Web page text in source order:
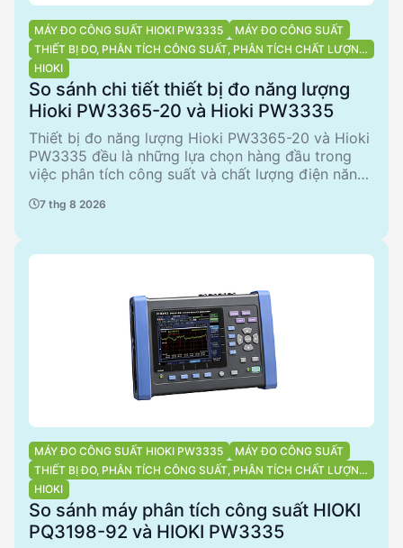
MÁY ĐO CÔNG SUẤT HIOKI PW3335
MÁY ĐO CÔNG SUẤT
THIẾT BỊ ĐO, PHÂN TÍCH CÔNG SUẤT, PHÂN TÍCH CHẤT LƯỢNG
ĐIỆN NĂNG
HIOKI
So sánh chi tiết thiết bị đo năng lượng
Hioki PW3365-20 và Hioki PW3335
Thiết bị đo năng lượng Hioki PW3365-20 và Hioki
PW3335 đều là những lựa chọn hàng đầu trong
việc phân tích công suất và chất lượng điện năng.
xúc kim loại trực tiếp, đảm bảo an toàn tối đa cho
cao. Cả hai sản phẩm đều phù hợp cho các ứng
phẩm có ưu điểm riêng phù hợp với từng nhu cầu
7 thg 8 2026
MÁY ĐO CÔNG SUẤT HIOKI PW3335
MÁY ĐO CÔNG SUẤT
THIẾT BỊ ĐO, PHÂN TÍCH CÔNG SUẤT, PHÂN TÍCH CHẤT LƯỢNG
ĐIỆN NĂNG
HIOKI
So sánh máy phân tích công suất HIOKI
PQ3198-92 và HIOKI PW3335